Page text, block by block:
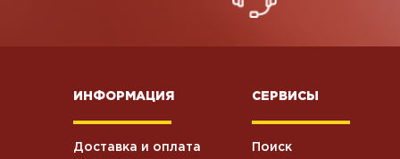
Влажные
ИНФОРМАЦИЯ
Доставка и оплата
СЕРВИСЫ
Поиск